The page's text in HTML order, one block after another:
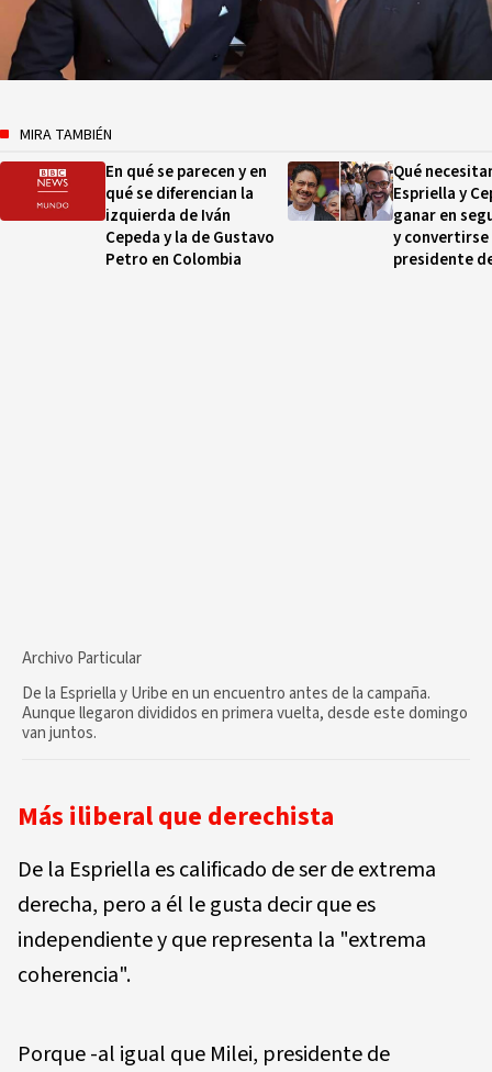
MIRA TAMBIÉN
En qué se parecen y en
qué se diferencian la
izquierda de Iván
Cepeda y la de Gustavo
Petro en Colombia
Qué
Espriella y
ganar en
y convertirse
presidente
Archivo Particular
De la Espriella y Uribe en un encuentro antes de la campaña.
Aunque llegaron divididos en primera vuelta, desde este domingo
van juntos.
Más iliberal que derechista
De la Espriella es calificado de ser de extrema
derecha, pero a él le gusta decir que es
independiente y que representa la "extrema
coherencia".
Porque -al igual que Milei, presidente de